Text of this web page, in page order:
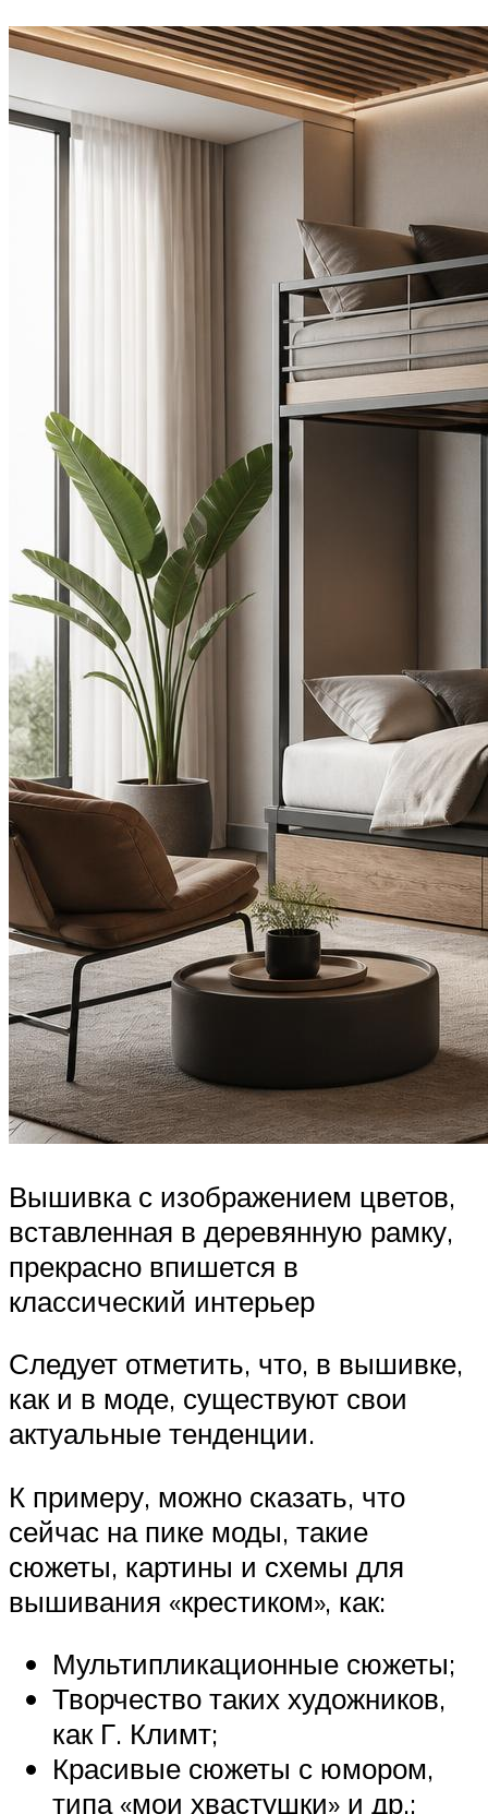
Вышивка с изображением цветов,
вставленная в деревянную рамку,
прекрасно впишется в
классический интерьер
Следует отметить, что, в вышивке,
как и в моде, существуют свои
актуальные тенденции.
К примеру, можно сказать, что
сейчас на пике моды, такие
сюжеты, картины и схемы для
вышивания «крестиком», как:
Мультипликационные сюжеты;
Творчество таких художников,
как Г. Климт;
Красивые сюжеты с юмором,
типа «мои хвастушки» и др.;